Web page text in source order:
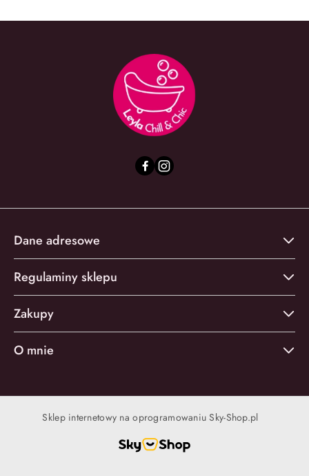
Dane adresowe
Regulaminy sklepu
Zakupy
O mnie
Sklep internetowy na oprogramowaniu Sky-Shop.pl